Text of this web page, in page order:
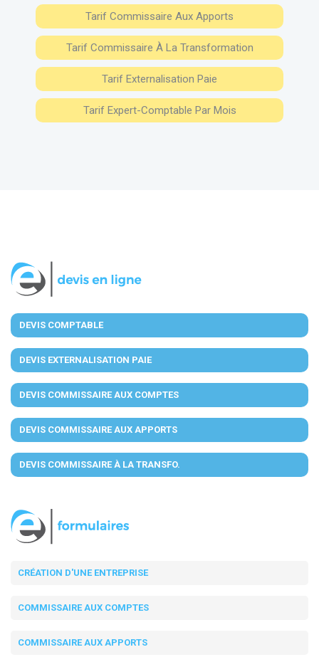
Tarif Commissaire Aux Apports
Tarif Commissaire À La Transformation
Tarif Externalisation Paie
Tarif Expert-Comptable Par Mois
DEVIS COMPTABLE
DEVIS EXTERNALISATION PAIE
DEVIS COMMISSAIRE AUX COMPTES
DEVIS COMMISSAIRE AUX APPORTS
DEVIS COMMISSAIRE À LA TRANSFO.
CRÉATION D'UNE ENTREPRISE
COMMISSAIRE AUX COMPTES
COMMISSAIRE AUX APPORTS